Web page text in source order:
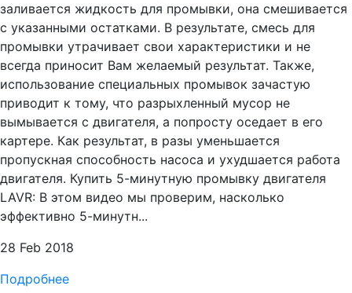
заливается жидкость для промывки, она смешивается
с указанными остатками. В результате, смесь для
промывки утрачивает свои характеристики и не
всегда приносит Вам желаемый результат. Также,
использование специальных промывок зачастую
приводит к тому, что разрыхленный мусор не
вымывается с двигателя, а попросту оседает в его
картере. Как результат, в разы уменьшается
пропускная способность насоса и ухудшается работа
двигателя. Купить 5-минутную промывку двигателя
LAVR: В этом видео мы проверим, насколько
эффективно 5-минутн...
28 Feb 2018
Подробнее